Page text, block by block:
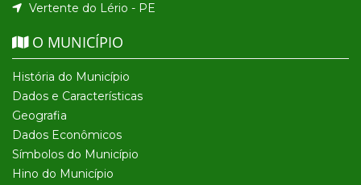
Vertente do Lério - PE
O MUNICÍPIO
História do Município
Dados e Características
Geografia
Dados Econômicos
Símbolos do Município
Hino do Município